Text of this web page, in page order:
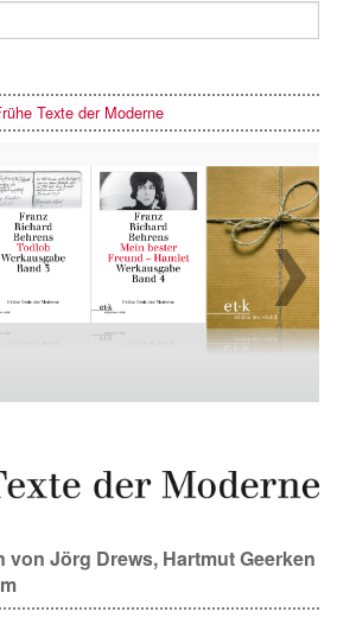
Texte der Moderne
von Jörg Drews, Hartmut Geerken